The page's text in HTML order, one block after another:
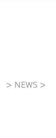
> NEWS >